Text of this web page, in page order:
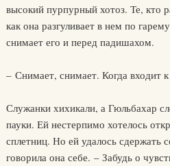
высокий пурпурный хотоз. Те, кто
как она разгуливает в нем по
снимает его и перед падишахом.
– Снимает, снимает. Когда входит
Служанки хихикали, а Гюльбахар
пауки. Ей нестерпимо хотелось
сплетниц. Но ей удалось сдержать
говорила она себе. – Забудь о